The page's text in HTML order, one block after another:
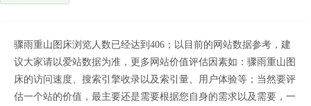
骤雨重山图床浏览人数已经达到406；以目前的网站数据参考，建
议大家请以爱站数据为准，更多网站价值评估因素如：骤雨重山图
床的访问速度、搜索引擎收录以及索引量、用户体验等；当然要评
估一个站的价值，最主要还是需要根据您自身的需求以及需要，一